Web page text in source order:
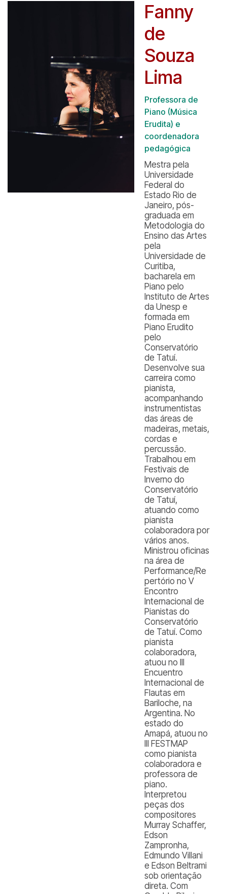
Fanny
de
Souza
Lima
Professora de
Piano (Música
Erudita) e
coordenadora
pedagógica
Mestra pela
Universidade
Federal do
Estado Rio de
Janeiro, pós-
graduada em
Metodologia do
Ensino das Artes
pela
Universidade de
Curitiba,
bacharela em
Piano pelo
Instituto de Artes
da Unesp e
formada em
Piano Erudito
pelo
Conservatório
de Tatuí.
Desenvolve sua
carreira como
pianista,
acompanhando
instrumentistas
das áreas de
madeiras, metais,
cordas e
percussão.
Trabalhou em
Festivais de
Inverno do
Conservatório
de Tatuí,
atuando como
pianista
colaboradora por
vários anos.
Ministrou oficinas
na área de
Performance/Re
pertório no V
Encontro
Internacional de
Pianistas do
Conservatório
de Tatuí. Como
pianista
colaboradora,
atuou no III
Encuentro
Internacional de
Flautas em
Bariloche, na
Argentina. No
estado do
Amapá, atuou no
III FESTMAP
como pianista
colaboradora e
professora de
piano.
Interpretou
peças dos
compositores
Murray Schaffer,
Edson
Zampronha,
Edmundo Villani
e Edson Beltrami
sob orientação
direta. Com